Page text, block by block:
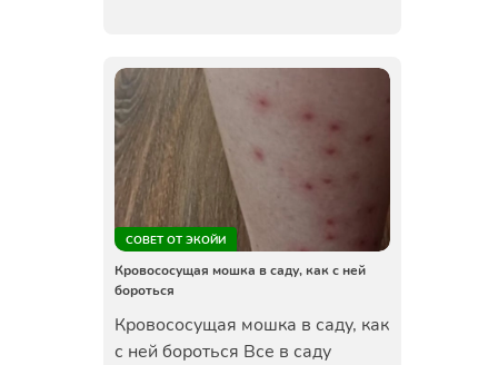
СОВЕТ ОТ ЭКОЙИ
Кровососущая мошка в саду, как с ней
бороться
Кровососущая мошка в саду, как
с ней бороться Все в саду